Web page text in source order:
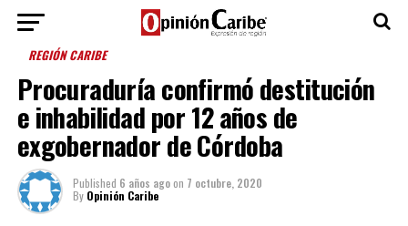
REGIÓN CARIBE
Procuraduría confirmó destitución
e inhabilidad por 12 años de
exgobernador de Córdoba
Published 6 años agoon 7 octubre, 2020
By Opinión Caribe